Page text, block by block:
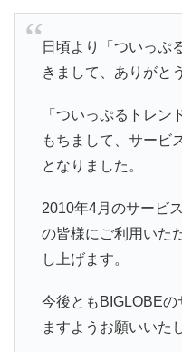
日頃より「ついっぷ
きまして、ありがと
「ついっぷるトレン
もちまして、サービ
となりました。
2010年4月のサービ
の皆様にご利用いた
し上げます。
今後ともBIGLOBE
ますようお願いいた